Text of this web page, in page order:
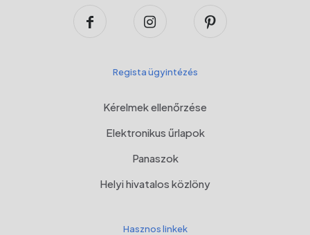
Regista ügyintézés
Kérelmek ellenőrzése
Elektronikus űrlapok
Panaszok
Helyi hivatalos közlöny
Hasznos linkek